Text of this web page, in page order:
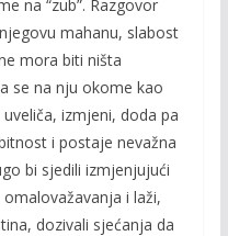
na “zub”. Razgovor
mahanu, slabost
mora biti ništa
se na nju okome kao
izmjeni, doda pa
i postaje nevažna
bi sjedili izmjenjujući
i laži,
dozivali sjećanja da